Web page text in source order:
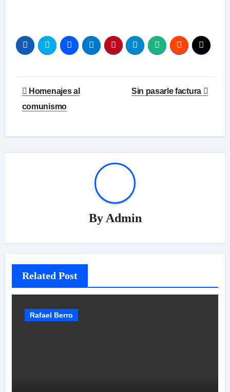
Navegación
de
Homenajes al
comunismo
Sin pasarle factura
By Admin
Related Post
Rafael Berro